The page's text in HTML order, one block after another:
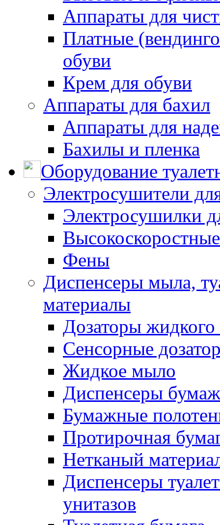
Аппараты для
Платные
обуви
Крем для обуви
Аппараты для бахил
Аппараты для
Бахилы и пленка
Оборудование
Электросушители
Электросушилки
Фены
Диспенсеры мыла,
материалы
Дозаторы
Сенсорные
Жидкое мыло
Диспенсеры
Бумажные
Протирочная
Нетканый
Диспенсеры
унитазов